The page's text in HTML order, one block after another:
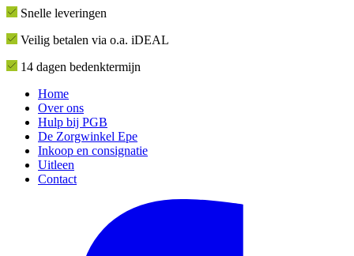
Snelle leveringen
Veilig betalen via o.a. iDEAL
14 dagen bedenktermijn
Home
Over ons
Hulp bij PGB
De Zorgwinkel Epe
Inkoop en consignatie
Uitleen
Contact